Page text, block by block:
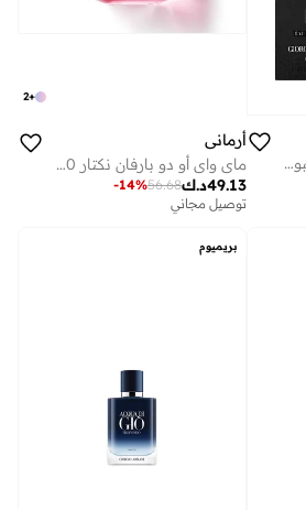
كود أو دو بارفان 150 مل عبوة إعادة تعبئة
+
2
أرماني
ماي واي أو دو بارفان نكتار 90 مل
د.ك49.13
56.68
-14%
توصيل مجاني
بريميوم